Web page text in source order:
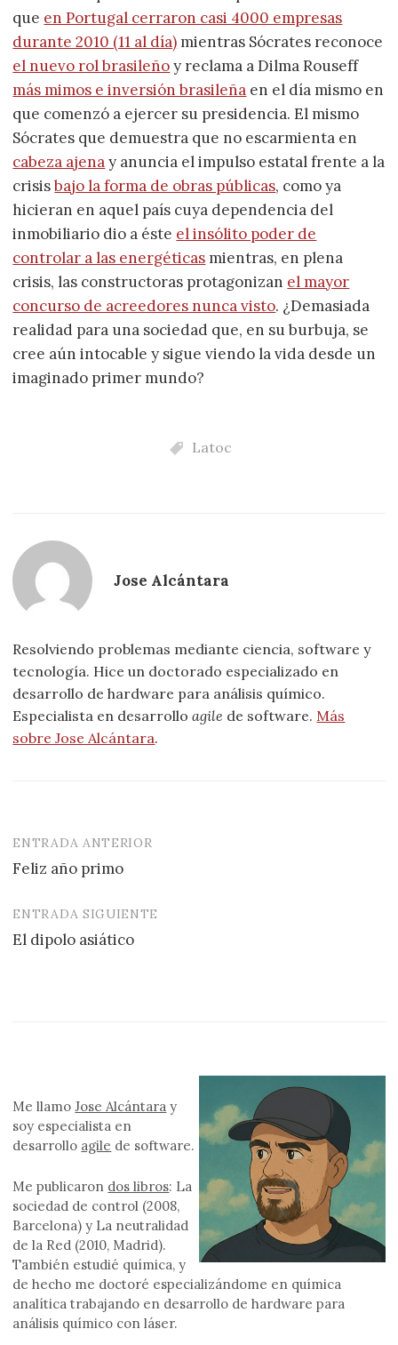
que en Portugal cerraron casi 4000 empresas
durante 2010 (11 al día) mientras Sócrates reconoce
el nuevo rol brasileñoy reclama a Dilma Rouseff
más mimos e inversión brasileña en el día mismo en
que comenzó a ejercer su presidencia. El mismo
Sócrates que demuestra que no escarmienta en
cabeza ajenay anuncia el impulso estatal frente a la
crisisbajo la forma de obras públicas, como ya
hicieran en aquel país cuya dependencia del
inmobiliario dio a éste el insólito poder de
controlar a las energéticas mientras, en plena
crisis, las constructoras protagonizan el mayor
concurso de acreedores nunca visto. ¿Demasiada
realidad para una sociedad que, en su burbuja, se
cree aún intocable y sigue viendo la vida desde un
imaginado primer mundo?
Latoc
Jose Alcántara
Resolviendo problemas mediante ciencia, software y
tecnología. Hice un doctorado especializado en
desarrollo de hardware para análisis químico.
Especialista en desarrolloagile de software. Más
sobre Jose Alcántara.
Navegación
de
entradas
ENTRADA ANTERIOR
Feliz año primo
ENTRADA SIGUIENTE
El dipolo asiático
Me llamoJose Alcántara y
soy especialista en
desarrollo agile de software.
Me publicaron dos libros: La
sociedad de control (2008,
Barcelona) y La neutralidad
de la Red (2010, Madrid).
También estudié química, y
de hecho me doctoré especializándome en química
analítica trabajando en desarrollo de hardware para
análisis químico con láser.